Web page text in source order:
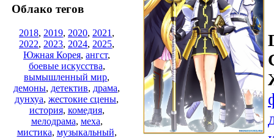
Облако тегов
2018, 2019, 2020, 2021 ,
2022, 2023, 2024, 2025,
Южная Корея, ангст,
боевые искусства,
вымышленный мир,
демоны, детектив, драма,
дунхуа, жестокие сцены,
история, комедия,
мелодрама, меха,
мистика, музыкальный,